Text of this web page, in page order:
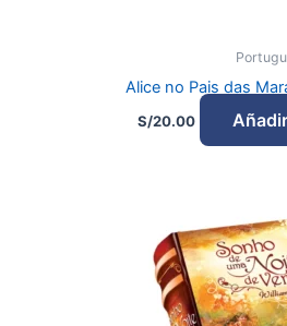
Alice no Pais das
S/20.00